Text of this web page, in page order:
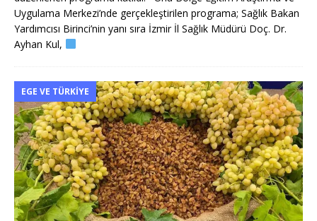
Uygulama Merkezi’nde gerçekleştirilen programa; Sağlık Bakan
Yardımcısı Birinci’nin yanı sıra İzmir İl Sağlık Müdürü Doç. Dr.
Ayhan Kul,
EGE VE TÜRKIYE